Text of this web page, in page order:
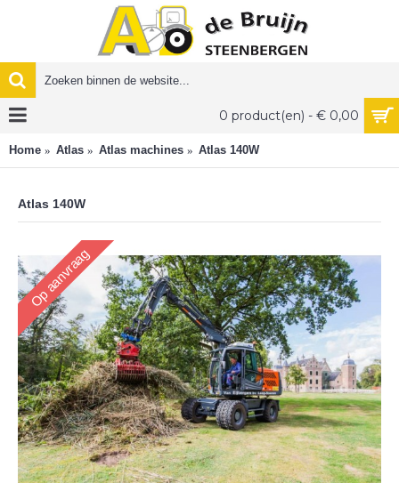
0 product(en) - € 0,00
Home Atlas Atlas machines Atlas 140W
Atlas 140W
Op aanvraag